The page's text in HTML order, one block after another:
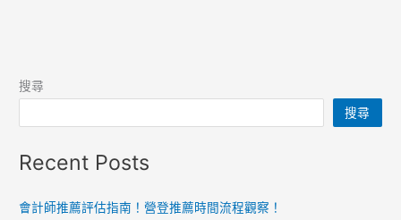
搜尋
搜尋
Recent Posts
會計師推薦評估指南！營登推薦時間流程觀察！